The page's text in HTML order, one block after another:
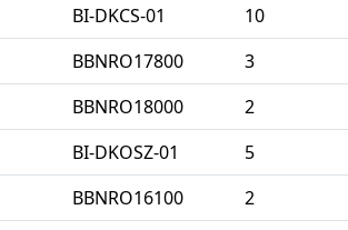
BI-DKCS-01 10
BBNRO17800 3
BBNRO18000 2
BI-DKOSZ-01 5
BBNRO16100 2